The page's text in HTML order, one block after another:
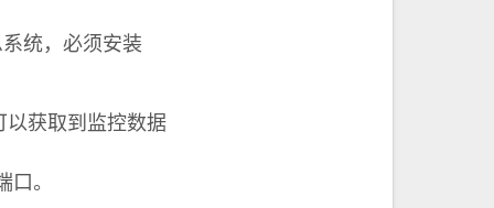
统，必须安装
获取到监控数据
口。